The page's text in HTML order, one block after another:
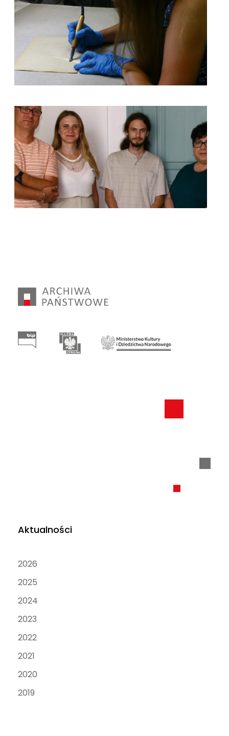
kliknięcie spowoduje powiększenie zdjęcia w galerii
Aktualności
2026
2025
2024
2023
2022
2021
2020
2019